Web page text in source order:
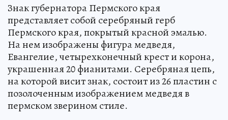
Знак губернатора Пермского края
представляет собой серебряный герб
Пермского края, покрытый красной эмалью.
На нем изображены фигура медведя,
Евангелие, четырехконечный крест и корона,
украшенная 20 фианитами. Серебряная цепь,
на которой висит знак, состоит из 26 пластин с
позолоченным изображением медведя в
пермском зверином стиле.